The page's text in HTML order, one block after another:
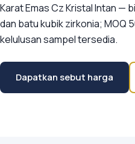
Karat Emas Cz Kristal Intan —
dan batu kubik zirkonia; MOQ
kelulusan sampel tersedia.
Dapatkan sebut harga